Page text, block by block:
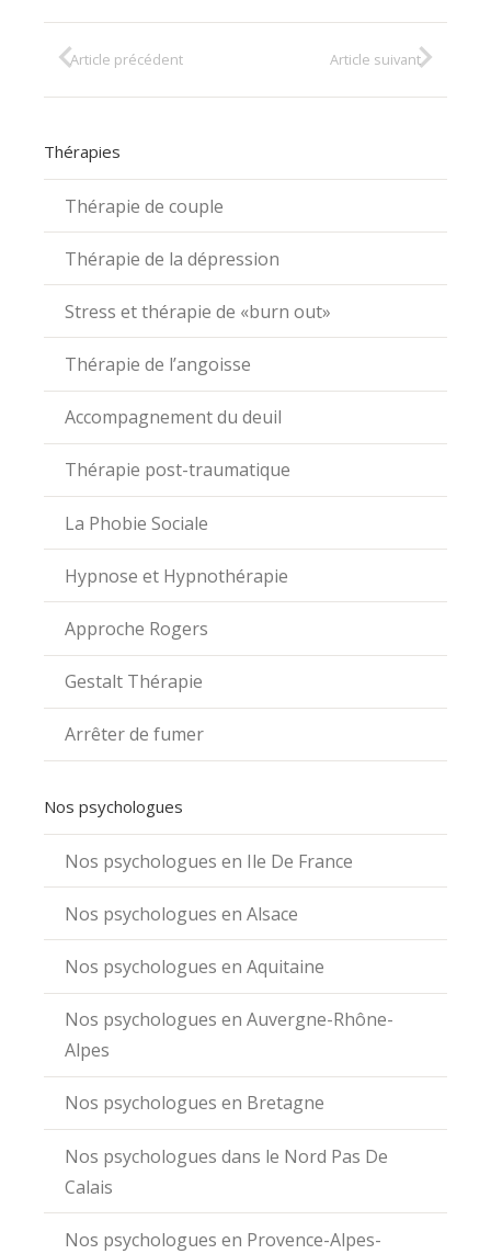
Article précédent Article suivant
Thérapies
Thérapie de couple
Thérapie de la dépression
Stress et thérapie de «burn out»
Thérapie de l’angoisse
Accompagnement du deuil
Thérapie post-traumatique
La Phobie Sociale
Hypnose et Hypnothérapie
Approche Rogers
Gestalt Thérapie
Arrêter de fumer
Nos psychologues
Nos psychologues en Ile De France
Nos psychologues en Alsace
Nos psychologues en Aquitaine
Nos psychologues en Auvergne-Rhône-
Alpes
Nos psychologues en Bretagne
Nos psychologues dans le Nord Pas De
Calais
Nos psychologues en Provence-Alpes-